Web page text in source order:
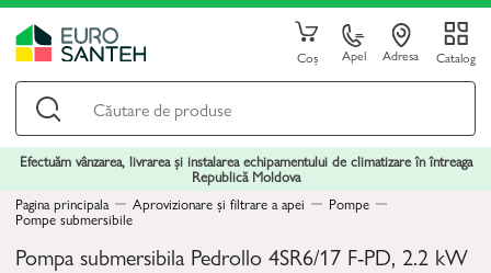
Coș Apel Adresa Catalog
Efectuăm vânzarea, livrarea și instalarea echipamentului de climatizare în întreaga
Republică Moldova
Pagina principala
Aprovizionare și filtrare a apei Pompe
Pompe submersibile
Pompa submersibila Pedrollo 4SR6/17 F-PD, 2.2 kW